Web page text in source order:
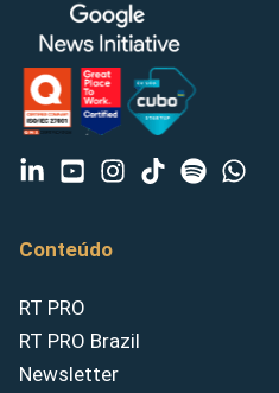
Conteúdo
RT PRO
RT PRO Brazil
Newsletter